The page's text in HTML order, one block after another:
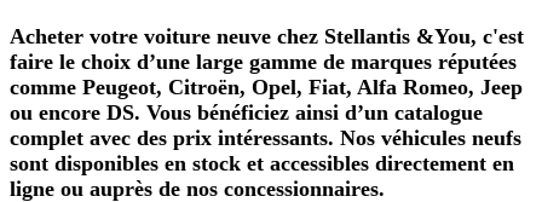
Acheter votre voiture neuve chez Stellantis &You, c'est
faire le choix d’une large gamme de marques réputées
comme Peugeot, Citroën, Opel, Fiat, Alfa Romeo, Jeep
ou encore DS. Vous bénéficiez ainsi d’un catalogue
complet avec des prix intéressants. Nos véhicules neufs
sont disponibles en stock et accessibles directement en
ligne ou auprès de nos concessionnaires.